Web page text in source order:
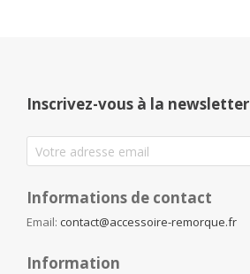
Inscrivez-vous à la newsletter
Informations de contact
Email: contact@accessoire-remorque.fr
Information